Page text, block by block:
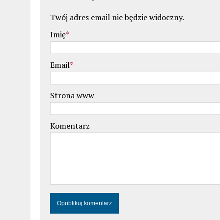
Twój adres email nie będzie widoczny.
Imię*
Email*
Strona www
Komentarz